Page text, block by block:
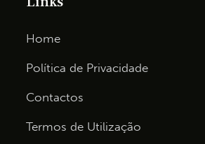
Home
Política de Privacidade
Contactos
Termos de Utilização